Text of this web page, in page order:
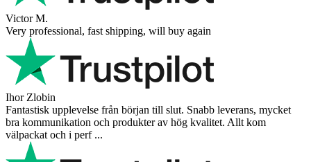
Victor M.
Very professional, fast shipping, will buy again
Ihor Zlobin
Fantastisk upplevelse från början till slut. Snabb leverans, mycket
bra kommunikation och produkter av hög kvalitet. Allt kom
välpackat och i perf ...